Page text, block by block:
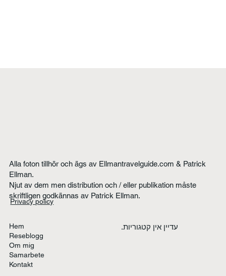
Alla foton tillhör och ägs av Ellmantravelguide.com & Patrick
Ellman.
Njut av dem men distribution och / eller publikation måste
skriftligen godkännas av Patrick Ellman.
Privacy policy
Hem
Reseblogg
Om mig
Samarbete
Kontakt
עדיין אין קטגוריות.